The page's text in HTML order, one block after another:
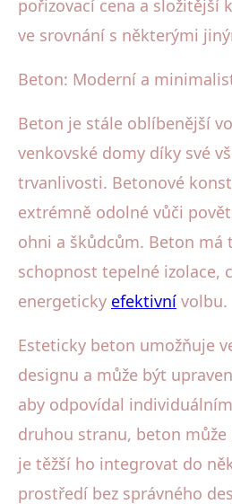
pořizovací cena a složitější
ve srovnání s některými
Beton: Moderní a
Beton je stále oblíbenější
venkovské domy díky své
trvanlivosti. Betonové
extrémně odolné vůči
ohni a škůdcům. Beton má
schopnost tepelné izolace,
energeticky efektivní volbu.
Esteticky beton umožňuje
designu a může být
aby odpovídal
druhou stranu, beton
je těžší ho integrovat do
prostředí bez správného